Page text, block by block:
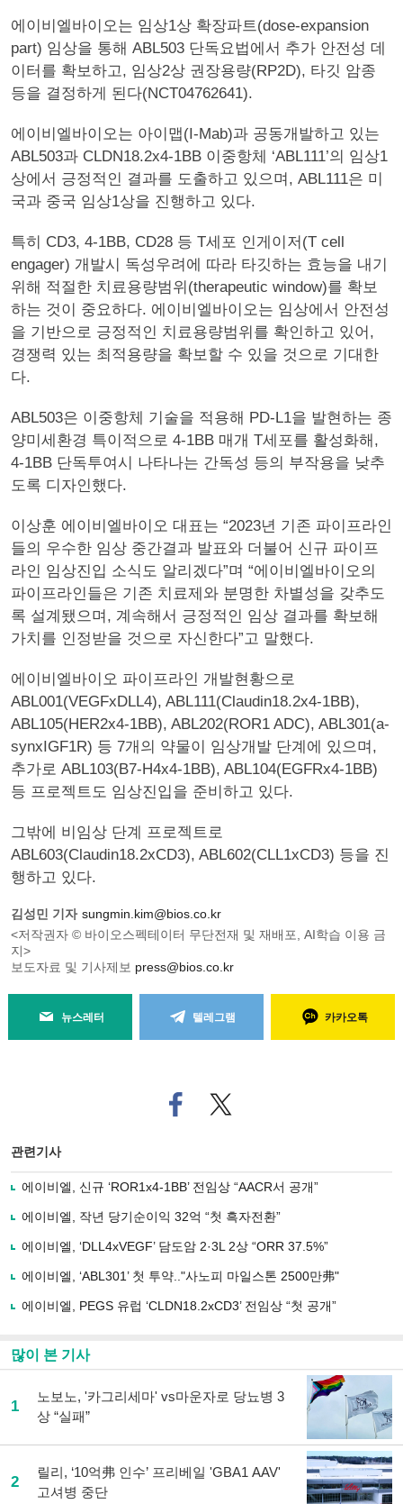
에이비엘바이오는 임상1상 확장파트(dose-expansion
part) 임상을 통해 ABL503 단독요법에서 추가 안전성 데
이터를 확보하고, 임상2상 권장용량(RP2D), 타깃 암종
등을 결정하게 된다(NCT04762641).
에이비엘바이오는 아이맵(I-Mab)과 공동개발하고 있는
ABL503과 CLDN18.2x4-1BB 이중항체 ‘ABL111’의 임상1
상에서 긍정적인 결과를 도출하고 있으며, ABL111은 미
국과 중국 임상1상을 진행하고 있다.
특히 CD3, 4-1BB, CD28 등 T세포 인게이저(T cell
engager) 개발시 독성우려에 따라 타깃하는 효능을 내기
위해 적절한 치료용량범위(therapeutic window)를 확보
하는 것이 중요하다. 에이비엘바이오는 임상에서 안전성
을 기반으로 긍정적인 치료용량범위를 확인하고 있어,
경쟁력 있는 최적용량을 확보할 수 있을 것으로 기대한
다.
ABL503은 이중항체 기술을 적용해 PD-L1을 발현하는 종
양미세환경 특이적으로 4-1BB 매개 T세포를 활성화해,
4-1BB 단독투여시 나타나는 간독성 등의 부작용을 낮추
도록 디자인했다.
이상훈 에이비엘바이오 대표는 “2023년 기존 파이프라인
들의 우수한 임상 중간결과 발표와 더불어 신규 파이프
라인 임상진입 소식도 알리겠다”며 “에이비엘바이오의
파이프라인들은 기존 치료제와 분명한 차별성을 갖추도
록 설계됐으며, 계속해서 긍정적인 임상 결과를 확보해
가치를 인정받을 것으로 자신한다”고 말했다.
에이비엘바이오 파이프라인 개발현황으로
ABL001(VEGFxDLL4), ABL111(Claudin18.2x4-1BB),
ABL105(HER2x4-1BB), ABL202(ROR1 ADC), ABL301(a-
synxIGF1R) 등 7개의 약물이 임상개발 단계에 있으며,
추가로 ABL103(B7-H4x4-1BB), ABL104(EGFRx4-1BB)
등 프로젝트도 임상진입을 준비하고 있다.
그밖에 비임상 단계 프로젝트로
ABL603(Claudin18.2xCD3), ABL602(CLL1xCD3) 등을 진
행하고 있다.
김성민 기자 sungmin.kim@bios.co.kr
<저작권자 © 바이오스펙테이터 무단전재 및 재배포, AI학습 이용 금
지>
보도자료 및 기사제보 press@bios.co.kr
뉴스레터 텔레그램 카카오톡
페
이
로
사
유
기
트위
터로
관련기사
에이비엘, 신규 ‘ROR1x4-1BB’ 전임상 “AACR서 공개”
에이비엘, 작년 당기순이익 32억 “첫 흑자전환”
에이비엘, ‘DLL4xVEGF’ 담도암 2·3L 2상 “ORR 37.5%”
에이비엘, ‘ABL301’ 첫 투약.."사노피 마일스톤 2500만弗"
에이비엘, PEGS 유럽 ‘CLDN18.2xCD3’ 전임상 “첫 공개”
많이 본 기사
1
노보노, '카그리세마' vs마운자로 당뇨병 3
상 “실패”
2
릴리, ‘10억弗 인수’ 프리베일 'GBA1 AAV'
고셔병 중단